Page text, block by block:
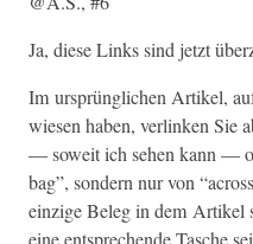
Ja, diese Links sind jet­zt
Im ursprünglichen Artikel,
wiesen haben, ver­linken Sie
— soweit ich sehen kann —
bag”, son­dern nur von
einzige Beleg in dem Artikel